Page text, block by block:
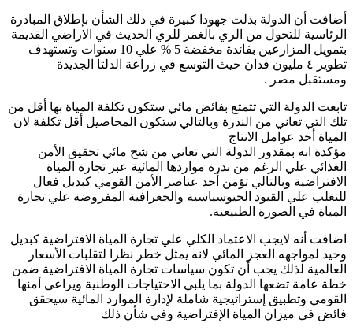
أضافت أن الدولة بذلت جهودا كبيرة في ذلك الشأن بإطلاق المبادرة
الرئاسية للتحول من الري بالغمر للري الحديث في الاراضي القديمة
بتمويل المزارعين بفائدة مخفضة 5 % علي 10 سنوات وتستهدف
تطوير ٤ مليون فدان حيث التوسع في زراعة الدلتا الجديدة
ومستقبل مصر .
تابعت الدولة التي تتمتع بفائض مائي ستكون تكلفة المياة بها أقل من
تلك التي تعاني من الندرة وبالتالي ستكون المحاصيل أقل تكلفة لان
المياة أحد عوامل الانتاج
مؤكدة انه بمقدور الدولة التي تعاني من شح مائي تحقيق الأمن
الغذائي علي الرغم من ندرة مواردها المائية عبر تجارة المياة
الافتراضية وبالتالي تؤمن أحد عناصر الأمن القومي كبديل فعال
للتغلب علي القيود الجيوسياسية والجغرافية المفروضة علي تجارة
المياة في الصورة الطبيعية.
اضافت أنه لايجب الاعتماد الكلي علي تجارة المياة الافتراضية كبديل
وحيد لمواجهه العجز المائي لانه يمثل خطر نظرا لتقلبات الأسعار
العالمية لذلك يجب أن تكون سياسات تجارة المياة الافتراضية ضمن
خطة عامة تضعها الدولة بما يلبي الاحتياجات الوطنية ويراعي أمنها
القومي وتطبيق إستراتيجية شاملة لإدارة الموارد المائية سيحقق
فائض في ميزان المياة الإفتراضية وفي شأن ذلك